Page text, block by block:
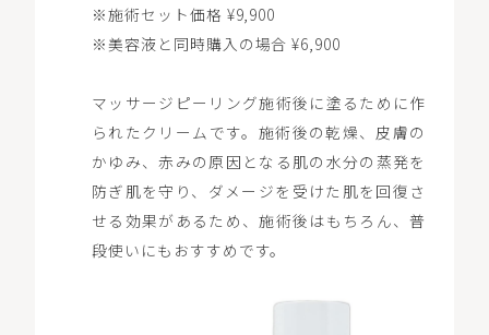
※施術セット価格 ¥9,900
※美容液と同時購入の場合 ¥6,900
マッサージピーリング施術後に塗るために作
られたクリームです。施術後の乾燥、皮膚の
かゆみ、赤みの原因となる肌の水分の蒸発を
防ぎ肌を守り、ダメージを受けた肌を回復さ
せる効果があるため、施術後はもちろん、普
段使いにもおすすめです。